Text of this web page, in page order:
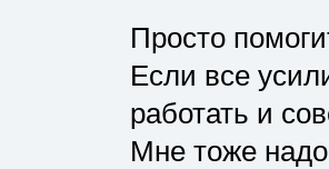
Просто
Если все
работать и
Мне тоже